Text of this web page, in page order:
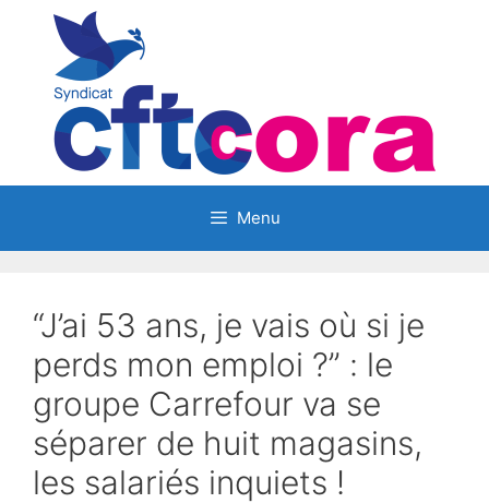
contenu
Menu
“J’ai 53 ans, je vais où si je
perds mon emploi ?” : le
groupe Carrefour va se
séparer de huit magasins,
les salariés inquiets !